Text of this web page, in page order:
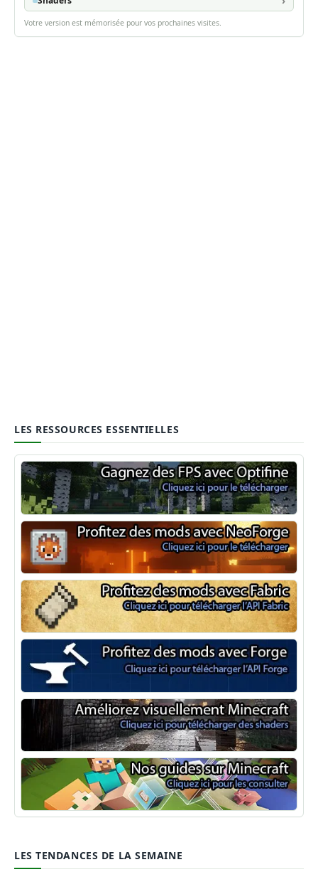
Votre version est mémorisée pour vos prochaines visites.
LES RESSOURCES ESSENTIELLES
Optifine
NeoForge
Minecraft Fabric
Minecraft Forge
Shaders Minecraft
Guide Minecraft
LES TENDANCES DE LA SEMAINE